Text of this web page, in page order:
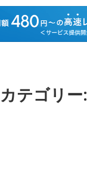
カテゴリー: